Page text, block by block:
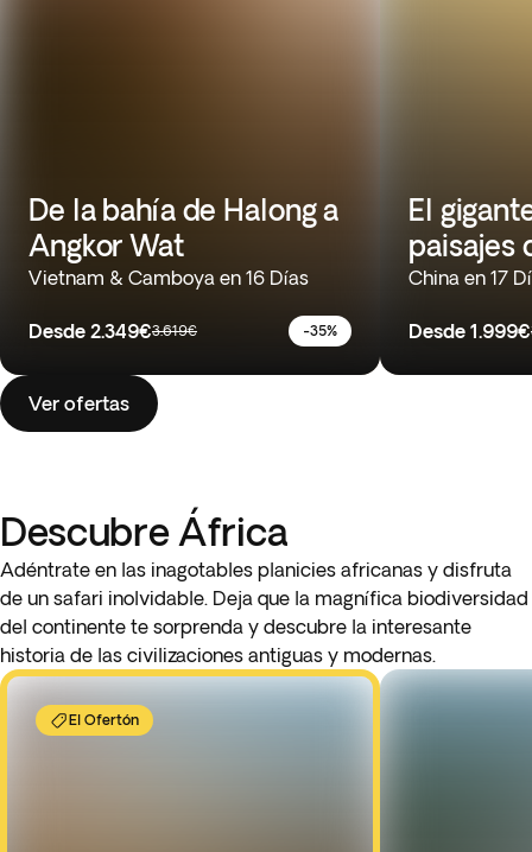
De la bahía de Halong a
Angkor Wat
Vietnam & Camboya en 16 Días
Desde 2.349€3.619€ -35%
El
paisajes
China en 17
Desde 1.999€
Ver ofertas
Descubre África
Adéntrate en las inagotables planicies africanas y disfruta
de un safari inolvidable. Deja que la magnífica biodiversidad
del continente te sorprenda y descubre la interesante
historia de las civilizaciones antiguas y modernas.
El Ofertón